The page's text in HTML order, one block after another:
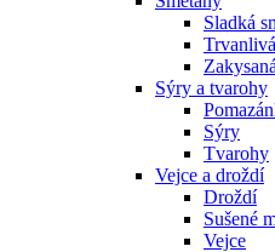
Sladká
Sýry a tvarohy
Sýry
Tvarohy
Vejce a droždí
Droždí
Sušené
Vejce